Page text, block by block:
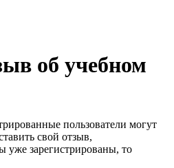
об учебном
пользователи могут
свой отзыв,
уже зарегистрированы, то